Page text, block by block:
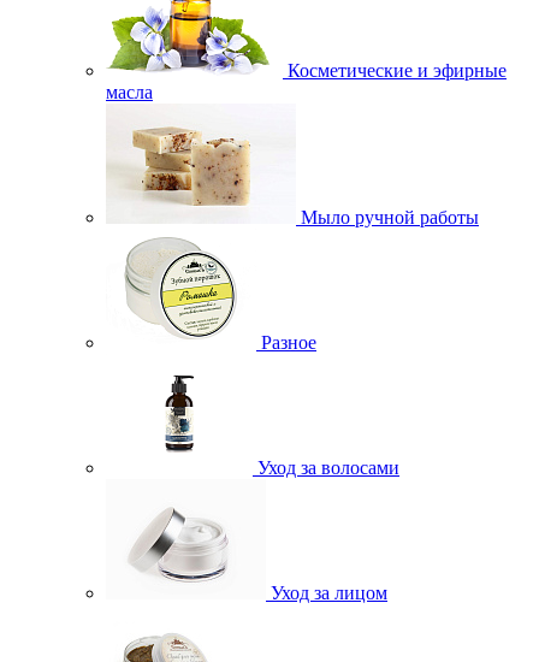
Косметические и эфирные
масла
Мыло ручной работы
Разное
Уход за волосами
Уход за лицом